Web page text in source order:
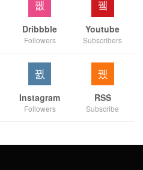
Dribbble
Followers
Youtube
Subscribers
Instagram
Followers
RSS
Subscribe